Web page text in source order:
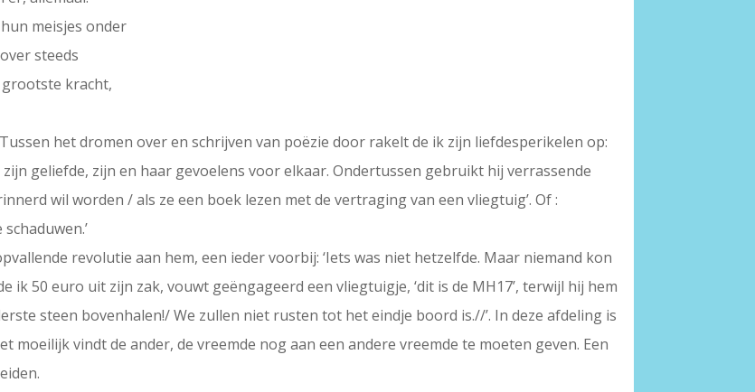
meisjes onder
steeds
grootste kracht,
het dromen over en schrijven van poëzie door rakelt de ik zijn liefdesperikelen op:
geliefde, zijn en haar gevoelens voor elkaar. Ondertussen gebruikt hij verrassende
wil worden / als ze een boek lezen met de vertraging van een vliegtuig’. Of :
revolutie aan hem, een ieder voorbij: ‘Iets was niet hetzelfde. Maar niemand kon
ik 50 euro uit zijn zak, vouwt geëngageerd een vliegtuigje, ‘dit is de MH17’, terwijl hij hem
steen bovenhalen!/ We zullen niet rusten tot het eindje boord is.//’. In deze afdeling is
moeilijk vindt de ander, de vreemde nog aan een andere vreemde te moeten geven. Een